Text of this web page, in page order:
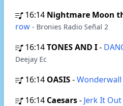
16:14 Nightmare Moon
row - Bronies Radio Señal 2
16:14TONES AND I-
Deejay Ec
16:14 OASIS-Wonderwall
16:14 Caesars- Jerk It Out